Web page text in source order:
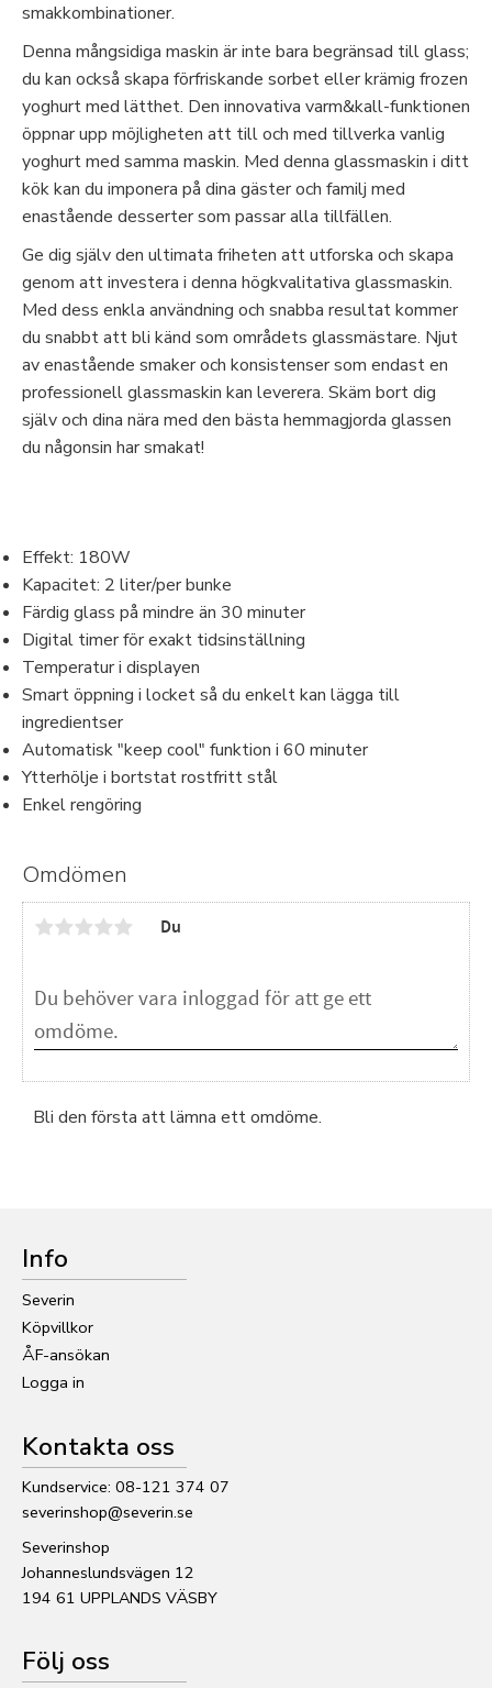
smakkombinationer.
Denna mångsidiga maskin är inte bara begränsad till glass;
du kan också skapa förfriskande sorbet eller krämig frozen
yoghurt med lätthet. Den innovativa varm&kall-funktionen
öppnar upp möjligheten att till och med tillverka vanlig
yoghurt med samma maskin. Med denna glassmaskin i ditt
kök kan du imponera på dina gäster och familj med
enastående desserter som passar alla tillfällen.
Ge dig själv den ultimata friheten att utforska och skapa
genom att investera i denna högkvalitativa glassmaskin.
Med dess enkla användning och snabba resultat kommer
du snabbt att bli känd som områdets glassmästare. Njut
av enastående smaker och konsistenser som endast en
professionell glassmaskin kan leverera. Skäm bort dig
själv och dina nära med den bästa hemmagjorda glassen
du någonsin har smakat!
Effekt: 180W
Kapacitet: 2 liter/per bunke
Färdig glass på mindre än 30 minuter
Digital timer för exakt tidsinställning
Temperatur i displayen
Smart öppning i locket så du enkelt kan lägga till
ingredientser
Automatisk "keep cool" funktion i 60 minuter
Ytterhölje i bortstat rostfritt stål
Enkel rengöring
Omdömen
Du
Bli den första att lämna ett omdöme.
Info
Severin
Köpvillkor
ÅF-ansökan
Logga in
Kontakta oss
Kundservice: 08-121 374 07
severinshop@severin.se
Severinshop
Johanneslundsvägen 12
194 61 UPPLANDS VÄSBY
Följ oss